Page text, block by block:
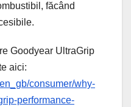
făcând
Goodyear UltraGrip
aici:
consumer/why-
performance-